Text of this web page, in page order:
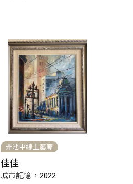
非池中線上藝廊
佳佳
城市記憶，2022